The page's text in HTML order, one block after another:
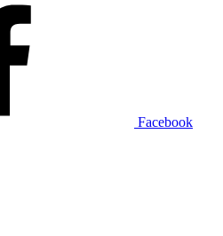
Facebook